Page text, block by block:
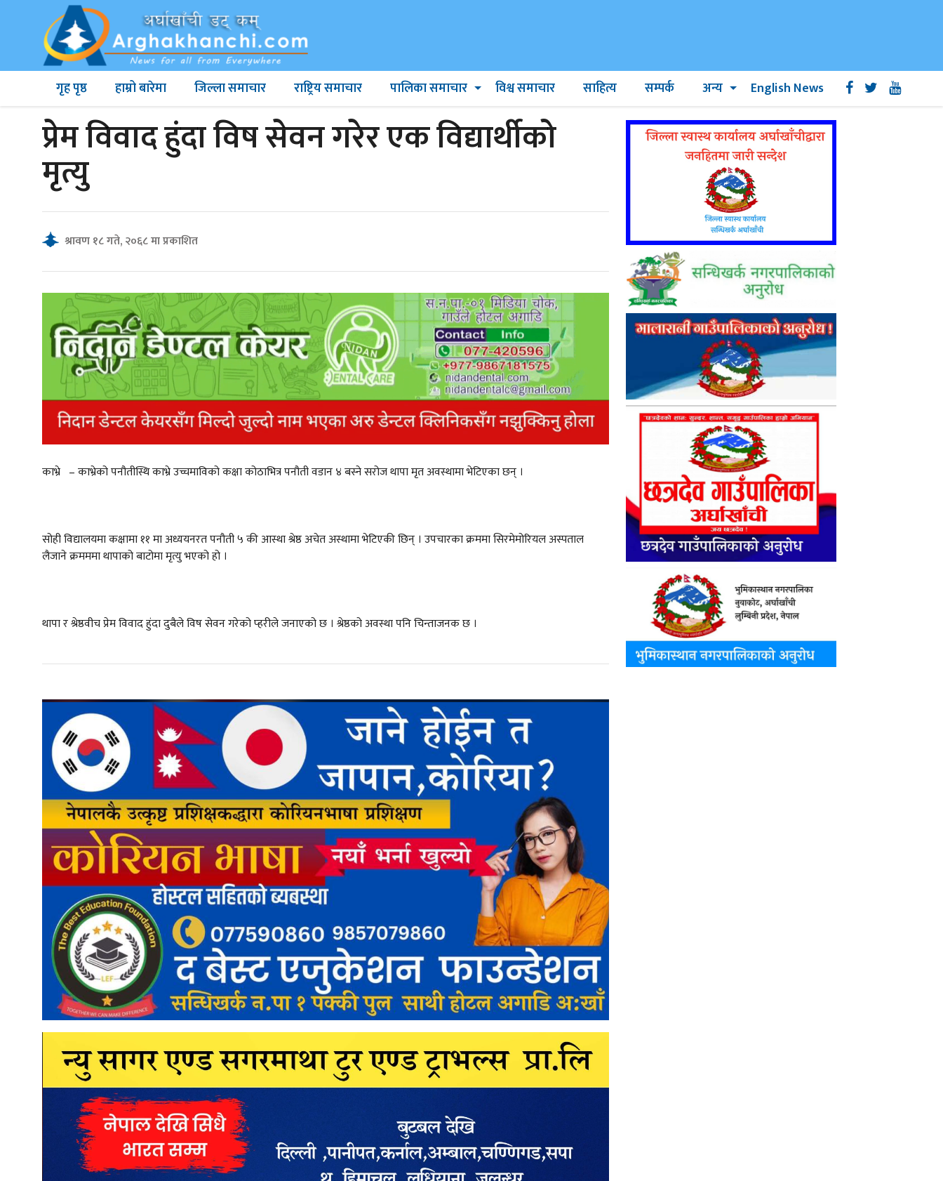
गृह पृष्ठ हाम्रो बारेमा जिल्ला समाचार राष्ट्रिय समाचार पालिका समाचार विश्व समाचार साहित्य सम्पर्क अन्य English News
प्रेम विवाद हुंदा विष सेवन गरेर एक विद्यार्थीको
मृत्यु
श्रावण १८ गते, २०६८ मा प्रकाशित
काभ्रे – काभ्रेको पनौतीस्थि काभ्रे उच्चमाविको कक्षा कोठाभित्र पनौती वडान ४ बस्ने सरोज थापा मृत अवस्थामा भेटिएका छन् ।
सोही विद्यालयमा कक्षामा ११ मा अध्ययनरत पनौती ५ की आस्था श्रेष्ठ अचेत अस्थामा भेटिएकी छिन् । उपचारका क्रममा सिरमेमोरियल अस्पताल
लैजाने क्रमममा थापाको बाटोमा मृत्यु भएको हो ।
थापा र श्रेष्ठवीच प्रेम विवाद हुंदा दुबैले विष सेवन गरेको प्हरीले जनाएको छ । श्रेष्ठको अवस्था पनि चिन्ताजनक छ ।